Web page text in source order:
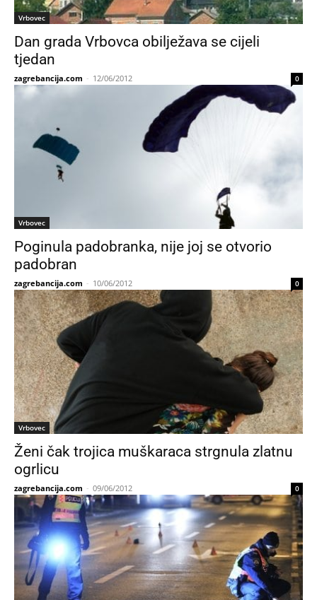
Vrbovec
Dan grada Vrbovca obilježava se cijeli
tjedan
zagrebancija.com - 12/06/2012 0
Vrbovec
Poginula padobranka, nije joj se otvorio
padobran
zagrebancija.com - 10/06/2012 0
Vrbovec
Ženi čak trojica muškaraca strgnula zlatnu
ogrlicu
zagrebancija.com - 09/06/2012 0